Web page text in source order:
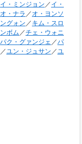
イ・ミンジョン ／ イ・
オ・ナラ ／ オ・ヨンソ
グォン／ キム・スロ
ボム ／チェ・ウォニ
パク・グァンジェ ／パ
／ユン・ジュサン ／ユ